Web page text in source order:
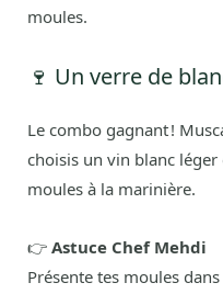
moules.
🍷 Un verre de
Le combo gagnant !
choisis un vin blanc
moules à la marinière.
👉 Astuce Chef Mehdi
Présente tes moules